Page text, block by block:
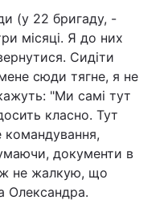
(у 22 бригаду, -
місяці. Я до них
Сидіти
сюди тягне, я не
"Ми самі тут
класно. Тут
документи в
не жалкую, що
Олександра.